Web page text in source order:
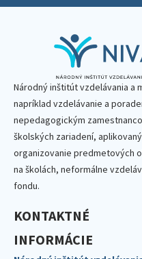
Národný inštitút vzdelávania a
napríklad vzdelávanie a
nepedagogickým
školských zariadení,
organizovanie predmetových
na školách, neformálne
fondu.
KONTAKTNÉ
INFORMÁCIE